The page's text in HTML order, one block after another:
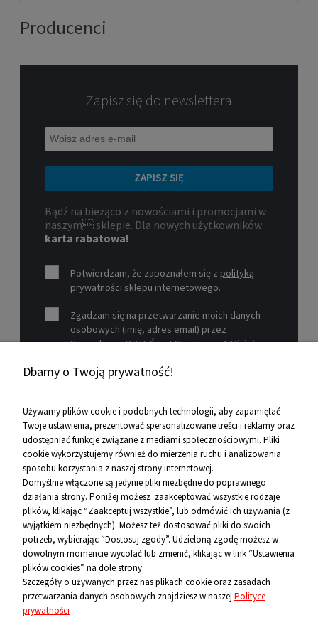
Producenci
Zapisz się do newslettera
ZAPISZ SIĘ
Bądź na bieżąco z nowościami i promocjami w
naszym sklepie. Dla nowych użytkowników
karta rabatowa!
Potwierdzam, że zapoznałem się z polityką
prywatności sklepu internetowego.
Zgadzam się na przetwarzanie moich danych
osobowych (imię, adres email) przez
Sprzedawcę P.H.U. Świat Sportu s.c. A.Mizioł,
19-26-977 w celu marketingowym.
Pomoc
Informacje
O firmie
Kontakt
12 656 10 26
881 500 460
Dbamy o Twoją prywatność!
Używamy plików cookie i podobnych technologii, aby zapamiętać
Twoje ustawienia, prezentować spersonalizowane treści i reklamy oraz
udostępniać funkcje związane z mediami społecznościowymi. Pliki
cookie wykorzystujemy również do mierzenia ruchu i analizowania
sposobu korzystania z naszej strony internetowej.
Domyślnie włączone są jedynie pliki niezbędne do poprawnego
działania strony. Poniżej możesz zaakceptować wszystkie rodzaje
plików, klikając “Zaakceptuj wszystkie”, lub odmówić ich używania (z
wyjątkiem niezbędnych). Możesz też dostosować pliki do swoich
potrzeb, wybierając “Dostosuj zgody”. Udzieloną zgodę możesz w
dowolnym momencie wycofać lub zmienić, klikając w link “Ustawienia
plików cookies” na dole strony.
Szczegóły o używanych przez nas plikach cookie oraz zasadach
przetwarzania danych osobowych znajdziesz w naszej Polityce
prywatności